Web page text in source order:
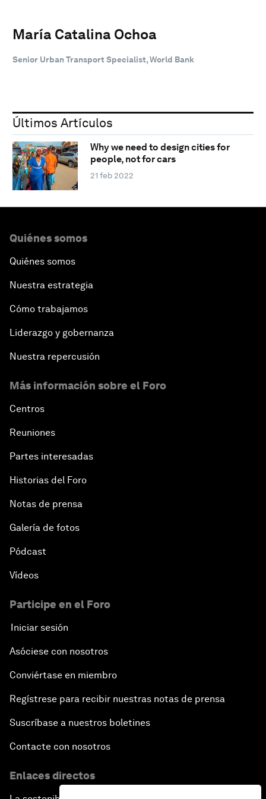
María Catalina Ochoa
Senior Urban Transport Specialist, World Bank
Últimos Artículos
Why we need to design cities for
people, not for cars
21 feb 2022
Quiénes somos
Quiénes somos
Nuestra estrategia
Cómo trabajamos
Liderazgo y gobernanza
Nuestra repercusión
Más información sobre el Foro
Centros
Reuniones
Partes interesadas
Historias del Foro
Notas de prensa
Galería de fotos
Pódcast
Vídeos
Participe en el Foro
Iniciar sesión
Asóciese con nosotros
Conviértase en miembro
Regístrese para recibir nuestras notas de prensa
Suscríbase a nuestros boletines
Contacte con nosotros
Enlaces directos